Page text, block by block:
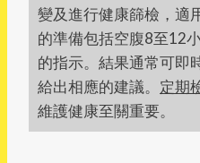
變及進行健康篩檢，適
的準備包括空腹8至12
的指示。結果通常可即
給出相應的建議。 定期
維護健康至關重要。